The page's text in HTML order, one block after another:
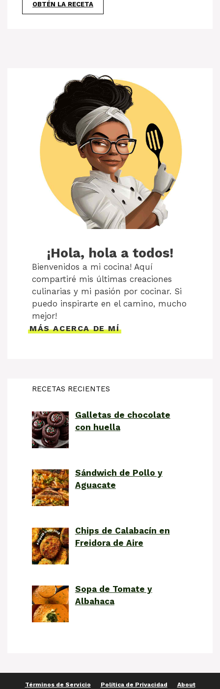
OBTÉN LA RECETA
¡Hola, hola a todos!
Bienvenidos a mi cocina! Aquí
compartiré mis últimas creaciones
culinarias y mi pasión por cocinar. Si
puedo inspirarte en el camino, mucho
mejor!
MÁS ACERCA DE MÍ
RECETAS RECIENTES
Galletas de chocolate
con huella
Sándwich de Pollo y
Aguacate
Chips de Calabacín en
Freidora de Aire
Sopa de Tomate y
Albahaca
Términos de Servicio Política de Privacidad About